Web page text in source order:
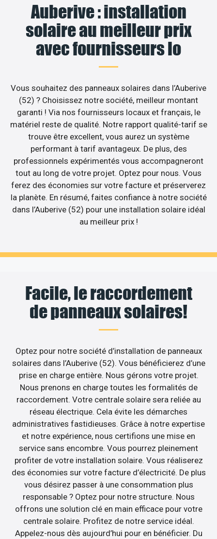
Auberive : installation
solaire au meilleur prix
avec fournisseurs lo
Vous souhaitez des panneaux solaires dans l’Auberive
(52) ? Choisissez notre société, meilleur montant
garanti ! Via nos fournisseurs locaux et français, le
matériel reste de qualité. Notre rapport qualité-tarif se
trouve être excellent, vous aurez un système
performant à tarif avantageux. De plus, des
professionnels expérimentés vous accompagneront
tout au long de votre projet. Optez pour nous. Vous
ferez des économies sur votre facture et préserverez
la planète. En résumé, faites confiance à notre société
dans l’Auberive (52) pour une installation solaire idéal
au meilleur prix !
Facile, le raccordement
de panneaux solaires!
Optez pour notre société d’installation de panneaux
solaires dans l’Auberive (52). Vous bénéficierez d’une
prise en charge entière. Nous gérons votre projet.
Nous prenons en charge toutes les formalités de
raccordement. Votre centrale solaire sera reliée au
réseau électrique. Cela évite les démarches
administratives fastidieuses. Grâce à notre expertise
et notre expérience, nous certifions une mise en
service sans encombre. Vous pourrez pleinement
profiter de votre installation solaire. Vous réaliserez
des économies sur votre facture d’électricité. De plus
vous désirez passer à une consommation plus
responsable ? Optez pour notre structure. Nous
offrons une solution clé en main efficace pour votre
centrale solaire. Profitez de notre service idéal.
Appelez-nous dès aujourd’hui pour en bénéficier. Du